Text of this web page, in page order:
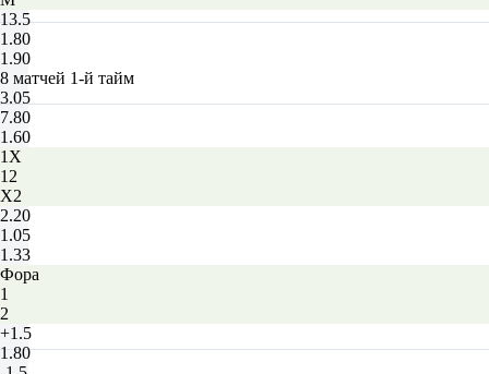
13.5
1.80
1.90
8 матчей 1-й тайм
3.05
7.80
1.60
1X
12
X2
2.20
1.05
1.33
Фора
1
2
+1.5
1.80